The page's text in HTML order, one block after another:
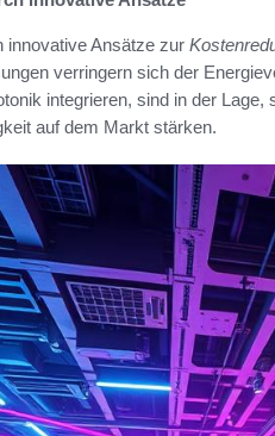
innovative Ansätze zur
verringern sich der
integrieren, sind in der
auf dem Markt stärken.